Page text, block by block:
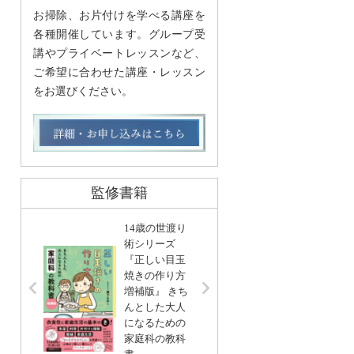
お掃除、お片付けを学べる講座を
各種開催しています。グループ受
講やプライベートレッスンなど、
ご希望に合わせた講座・レッスン
をお選びください。
監修書籍
14歳の世渡り
術シリーズ
『正しい目玉
焼きの作り方
増補版』 きち
んとした大人
になるための
家庭科の教科